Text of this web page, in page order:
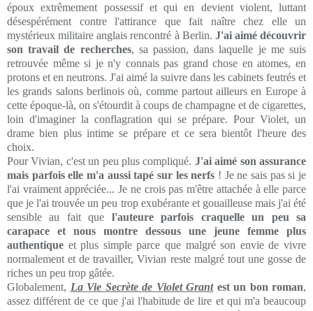
époux extrêmement possessif et qui en devient violent, luttant
désespérément contre l'attirance que fait naître chez elle un
mystérieux militaire anglais rencontré à Berlin. J'ai aimé découvrir
son travail de recherches, sa passion, dans laquelle je me suis
retrouvée même si je n'y connais pas grand chose en atomes, en
protons et en neutrons. J'ai aimé la suivre dans les cabinets feutrés et
les grands salons berlinois où, comme partout ailleurs en Europe à
cette époque-là, on s'étourdit à coups de champagne et de cigarettes,
loin d'imaginer la conflagration qui se prépare. Pour Violet, un
drame bien plus intime se prépare et ce sera bientôt l'heure des
choix.
Pour Vivian, c'est un peu plus compliqué. J'ai aimé son assurance
mais parfois elle m'a aussi tapé sur les nerfs ! Je ne sais pas si je
l'ai vraiment appréciée... Je ne crois pas m'être attachée à elle parce
que je l'ai trouvée un peu trop exubérante et gouailleuse mais j'ai été
sensible au fait que l'auteure parfois craquelle un peu sa
carapace et nous montre dessous une jeune femme plus
authentique et plus simple parce que malgré son envie de vivre
normalement et de travailler, Vivian reste malgré tout une gosse de
riches un peu trop gâtée.
Globalement, La Vie Secrète de Violet Grantest un bon roman,
assez différent de ce que j'ai l'habitude de lire et qui m'a beaucoup